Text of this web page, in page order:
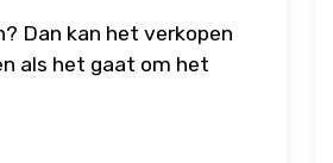
Dan kan het verkopen
als het gaat om het